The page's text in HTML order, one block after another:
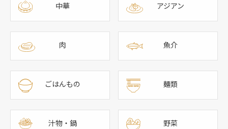
中華 アジアン
肉 魚介
ごはんもの 麺類
汁物・鍋 野菜